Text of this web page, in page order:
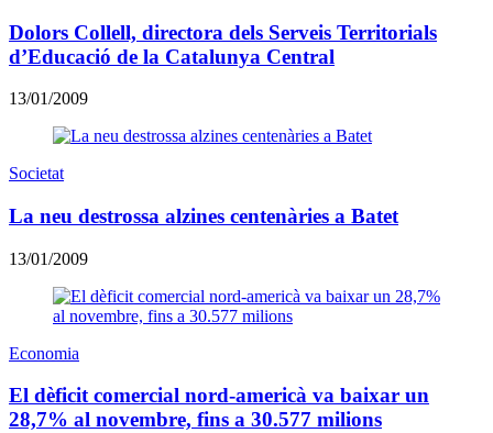
Dolors Collell, directora dels Serveis Territorials
d’Educació de la Catalunya Central
13/01/2009
Societat
La neu destrossa alzines centenàries a Batet
13/01/2009
Economia
El dèficit comercial nord-americà va baixar un
28,7% al novembre, fins a 30.577 milions